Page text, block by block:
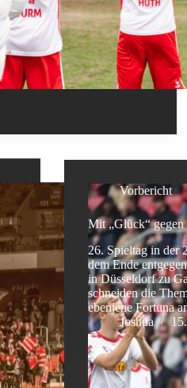
Vorbericht
Mit „Glück“ gegen
26. Spieltag in der
dem Ende
in Düsseldorf zu
schneiden die
ebenjene Fortuna
Joshua